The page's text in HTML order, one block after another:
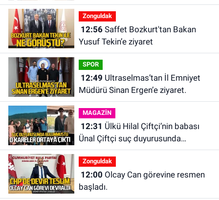
talimat verdi
Zonguldak
12:56Saffet Bozkurt'tan Bakan
Yusuf Tekin’e ziyaret
SPOR
12:49
Müdürü Sinan Ergen’e ziyaret.
MAGAZİN
12:31
Ünal Çiftçi suç duyurusunda
bulundu. Birlikte çekilen kareler
ortaya çıktı.
Zonguldak
12:00
başladı.